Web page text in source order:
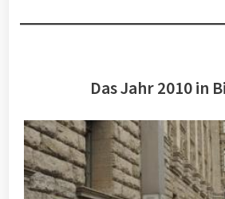
Das Jahr 2010 in